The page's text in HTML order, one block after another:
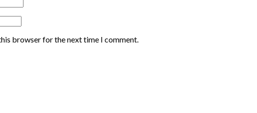
browser for the next time I comment.